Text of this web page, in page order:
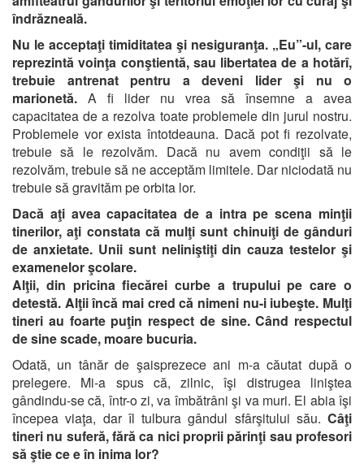
îndrăzneală.
Nu le acceptaţi timiditatea şi nesiguranţa. „Eu”-ul, care
reprezintă voinţa conştientă, sau libertatea de a hotărî,
trebuie antrenat pentru a deveni lider şi nu o
marionetă. A fi lider nu vrea să însemne a avea
capacitatea de a rezolva toate problemele din jurul nostru.
Problemele vor exista întotdeauna. Dacă pot fi rezolvate,
trebuie să le rezolvăm. Dacă nu avem condiţii să le
rezolvăm, trebuie să ne acceptăm limitele. Dar niciodată nu
trebuie să gravităm pe orbita lor.
Dacă aţi avea capacitatea de a intra pe scena minţii
tinerilor, aţi constata că mulţi sunt chinuiţi de gânduri
de anxietate. Unii sunt neliniştiţi din cauza testelor şi
examenelor şcolare.
Alţii, din pricina fiecărei curbe a trupului pe care o
detestă. Alţii încă mai cred că nimeni nu-i iubeşte. Mulţi
tineri au foarte puţin respect de sine. Când respectul
de sine scade, moare bucuria.
Odată, un tânăr de şaisprezece ani m-a căutat după o
prelegere. Mi-a spus că, zilnic, îşi distrugea liniştea
gândindu-se că, într-o zi, va îmbătrâni şi va muri. El abia îşi
începea viaţa, dar îl tulbura gândul sfârşitului său. Câţi
tineri nu suferă, fără ca nici proprii părinţi sau profesori
să ştie ce e în inima lor?